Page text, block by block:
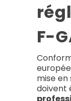
F-
mise
doivent